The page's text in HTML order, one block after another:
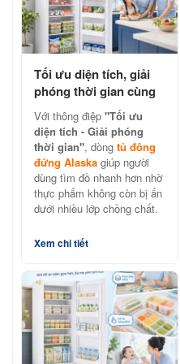
Tối ưu diện tích, giải
phóng thời gian cùng
tủ đông đứng Alaska
Với thông điệp "Tối ưu
diện tích - Giải phóng
thời gian", dòng tủ đông
đứng Alaska giúp người
dùng tìm đồ nhanh hơn nhờ
thực phẩm không còn bị ẩn
dưới nhiều lớp chồng chất.
Xem chi tiết